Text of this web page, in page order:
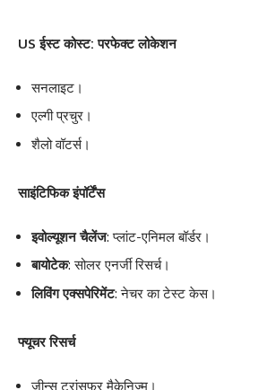
US ईस्ट कोस्ट: परफेक्ट लोकेशन
सनलाइट।
एल्गी प्रचुर।
शैलो वॉटर्स।
साइंटिफिक इंपॉर्टेंस
इवोल्यूशन चैलेंज: प्लांट-एनिमल बॉर्डर।
बायोटेक: सोलर एनर्जी रिसर्च।
लिविंग एक्सपेरिमेंट: नेचर का टेस्ट केस।
फ्यूचर रिसर्च
जीन्स ट्रांसफर मैकेनिज्म।